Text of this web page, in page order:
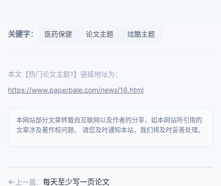
关键字： 医药保健 论文主题 炫酷主题
本文【热门论文主题1】链接地址为：
https://www.paperbale.com/news/16.html
本网站部分文章转载自互联网以及作者的分享，如本网站所引用的
文章涉及著作权问题， 请您及时通知本站，我们将及时妥善处理。
上一篇： 每天至少写一页论文